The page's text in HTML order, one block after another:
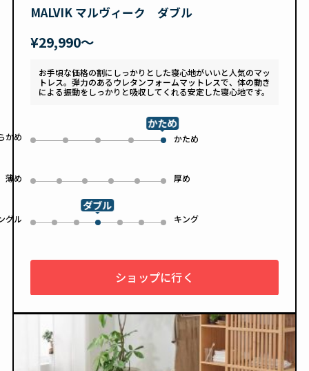
MALVIK マルヴィーク ダブル
¥29,990〜
お手頃な価格の割にしっかりとした寝心地がいいと人気のマッ
トレス。弾力のあるウレタンフォームマットレスで、体の動き
による振動をしっかりと吸収してくれる安定した寝心地です。
かめ 0 1 2 3 かため
4
かため
薄め 0 1 2 3 4 厚め
5
グル 0 1 2 3
ダブル
4 5 キング
6
ショップに行く